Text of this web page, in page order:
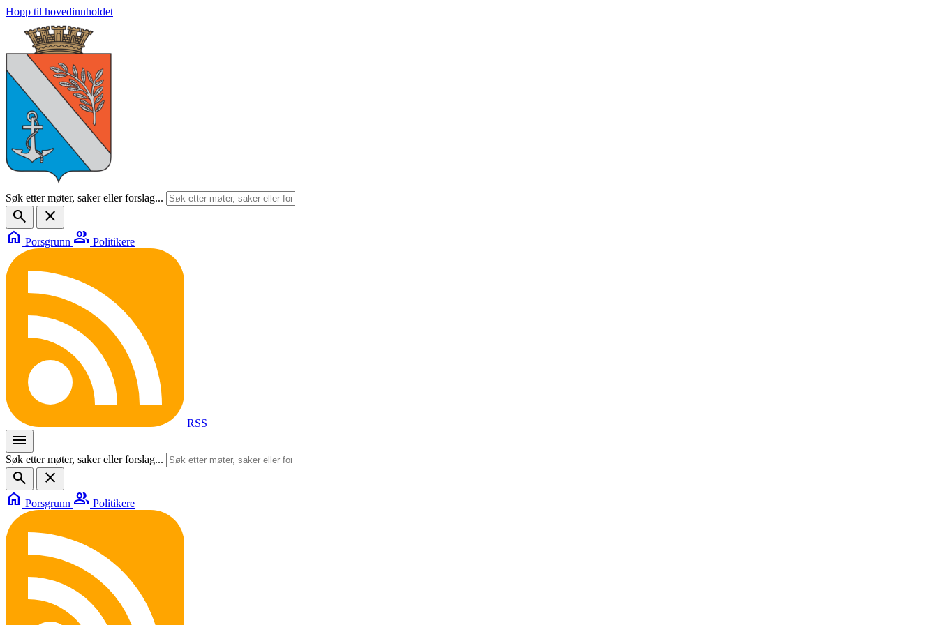
Hopp til hovedinnholdet
Søk etter møter, saker eller forslag...
search
close
home Porsgrunn group Politikere
RSS
menu
Søk etter møter, saker eller forslag...
search
close
home Porsgrunn group Politikere